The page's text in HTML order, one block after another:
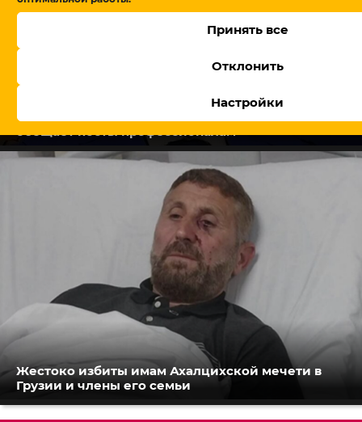
Принять все
Отклонить
Настройки
В Армении утвердили правительство, Пашинян
обещает посты профессионалам
Жестоко избиты имам Ахалцихской мечети в
Грузии и члены его семьи